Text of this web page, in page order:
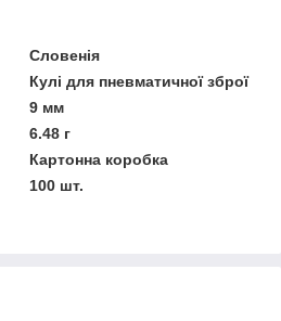
Словенія
Кулі для пневматичної зброї
9 мм
6.48 г
Картонна коробка
100 шт.